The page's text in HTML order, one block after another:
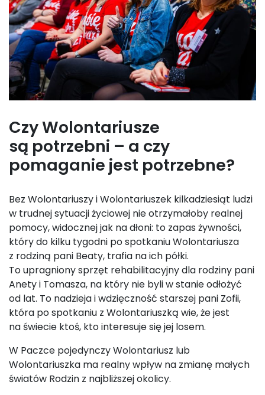
Czy Wolontariusze
są potrzebni – a czy
pomaganie jest potrzebne?
Bez Wolontariuszy i Wolontariuszek kilkadziesiąt ludzi
w trudnej sytuacji życiowej nie otrzymałoby realnej
pomocy, widocznej jak na dłoni: to zapas żywności,
który do kilku tygodni po spotkaniu Wolontariusza
z rodziną pani Beaty, trafia na ich półki.
To upragniony sprzęt rehabilitacyjny dla rodziny pani
Anety i Tomasza, na który nie byli w stanie odłożyć
od lat. To nadzieja i wdzięczność starszej pani Zofii,
która po spotkaniu z Wolontariuszką wie, że jest
na świecie ktoś, kto interesuje się jej losem.
W Paczce pojedynczy Wolontariusz lub
Wolontariuszka ma realny wpływ na zmianę małych
światów Rodzin z najbliższej okolicy.